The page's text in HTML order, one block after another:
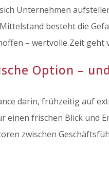
Unternehmen
besteht die
– wertvolle Zeit geht
Option –
darin, frühzeitig auf
einen frischen Blick und
zwischen